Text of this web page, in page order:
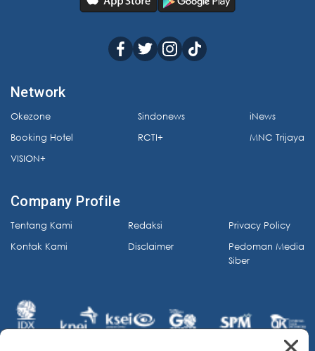
Network
Okezone
Booking Hotel
VISION+
Sindonews
RCTI+
iNews
MNC Trijaya
Company Profile
Tentang Kami
Kontak Kami
Redaksi
Disclaimer
Privacy Policy
Pedoman Media
Siber